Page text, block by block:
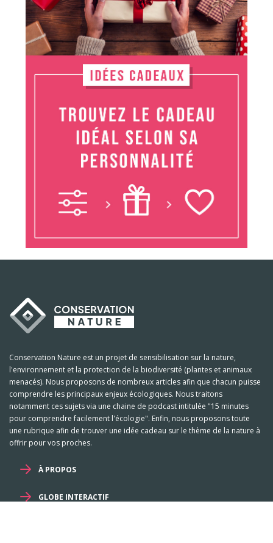
Conservation Nature est un projet de sensibilisation sur la nature,
l'environnement et la protection de la biodiversité (plantes et animaux
menacés). Nous proposons de nombreux articles afin que chacun puisse
comprendre les principaux enjeux écologiques. Nous traitons
notamment ces sujets via une chaine de podcast intitulée "15 minutes
pour comprendre facilement l'écologie". Enfin, nous proposons toute
une rubrique afin de trouver une idée cadeau sur le thème de la nature à
offrir pour vos proches.
À PROPOS
GLOBE INTERACTIF